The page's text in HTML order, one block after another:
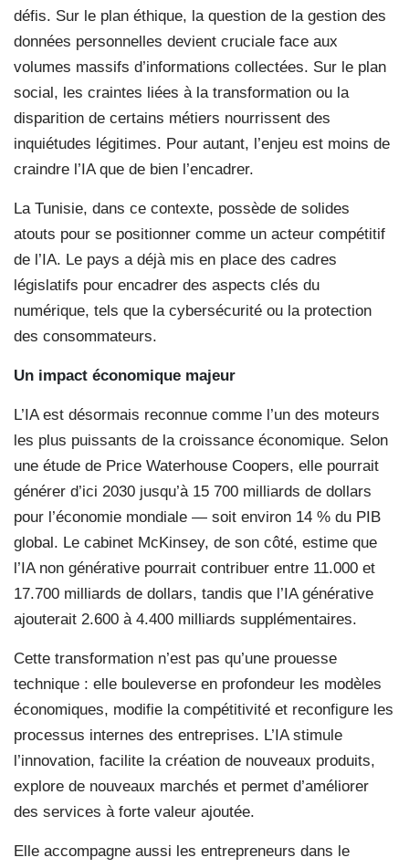
défis. Sur le plan éthique, la question de la gestion des
données personnelles devient cruciale face aux
volumes massifs d’informations collectées. Sur le plan
social, les craintes liées à la transformation ou la
disparition de certains métiers nourrissent des
inquiétudes légitimes. Pour autant, l’enjeu est moins de
craindre l’IA que de bien l’encadrer.
La Tunisie, dans ce contexte, possède de solides
atouts pour se positionner comme un acteur compétitif
de l’IA. Le pays a déjà mis en place des cadres
législatifs pour encadrer des aspects clés du
numérique, tels que la cybersécurité ou la protection
des consommateurs.
Un impact économique majeur
L’IA est désormais reconnue comme l’un des moteurs
les plus puissants de la croissance économique. Selon
une étude de Price Waterhouse Coopers, elle pourrait
générer d’ici 2030 jusqu’à 15 700 milliards de dollars
pour l’économie mondiale — soit environ 14 % du PIB
global. Le cabinet McKinsey, de son côté, estime que
l’IA non générative pourrait contribuer entre 11.000 et
17.700 milliards de dollars, tandis que l’IA générative
ajouterait 2.600 à 4.400 milliards supplémentaires.
Cette transformation n’est pas qu’une prouesse
technique : elle bouleverse en profondeur les modèles
économiques, modifie la compétitivité et reconfigure les
processus internes des entreprises. L’IA stimule
l’innovation, facilite la création de nouveaux produits,
explore de nouveaux marchés et permet d’améliorer
des services à forte valeur ajoutée.
Elle accompagne aussi les entrepreneurs dans le